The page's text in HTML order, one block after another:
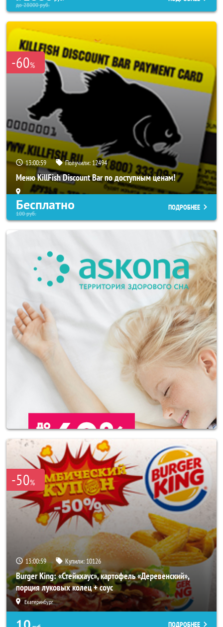
до28000руб.
-60%
13:00:55 Получили: 12494
Меню KillFish Discount Bar по доступным ценам!
Бесплатно
100руб.
ПОДРОБНЕЕ
-50%
13:00:55 Купили: 10126
Burger King: «Стейкхаус», картофель «Деревенский»,
порция луковых колец + соус
Екатеринбург
ПОДРОБНЕЕ